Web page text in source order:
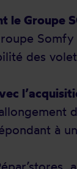
le Groupe
des
à